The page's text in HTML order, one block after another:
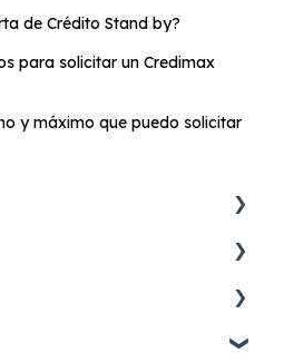
de Crédito Stand by?
para solicitar un Credimax
y máximo que puedo solicitar
Internet